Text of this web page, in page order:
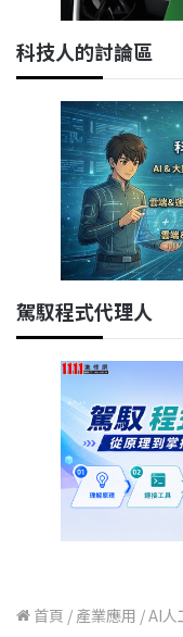
科技人的討論區
駕馭程式代理人